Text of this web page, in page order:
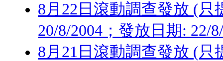
8月22日滾動調查發放 (只
20/8/2004；發放日期: 22/
8月21日滾動調查發放 (只